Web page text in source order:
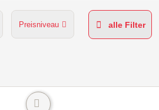
Preisniveau alle Filter